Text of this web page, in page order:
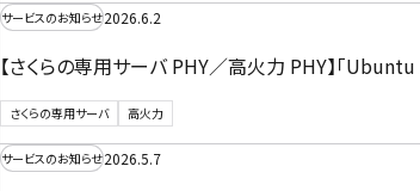
サービスのお知らせ2026.6.2
【さくらの専用サーバ PHY／高火力 PHY】「
さくらの専用サーバ 高火力
サービスのお知らせ2026.5.7